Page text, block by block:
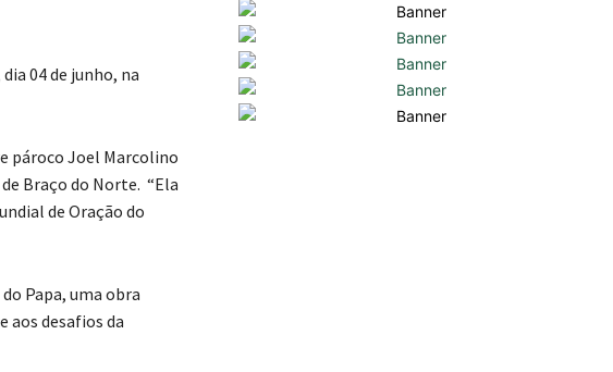
04 de junho, na
pároco Joel Marcolino
Braço do Norte. “Ela
de Oração do
Papa, uma obra
aos desafios da